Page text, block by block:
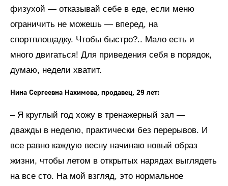
физухой — отказывай себе в еде, если меню
ограничить не можешь — вперед, на
спортплощадку. Чтобы быстро?.. Мало есть и
много двигаться! Для приведения себя в порядок,
думаю, недели хватит.
Нина Сергеевна Нахимова, продавец, 29 лет:
– Я круглый год хожу в тренажерный зал —
дважды в неделю, практически без перерывов. И
все равно каждую весну начинаю новый образ
жизни, чтобы летом в открытых нарядах выглядеть
на все сто. На мой взгляд, это нормальное